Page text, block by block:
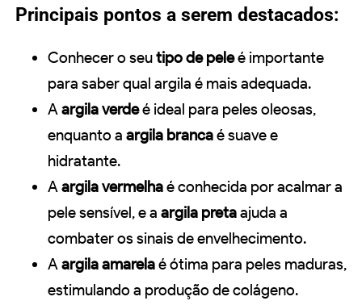
Principais pontos a serem destacados:
Conhecer o seutipo de peleé importante
para saber qual argila é mais adequada.
Aargila verdeé ideal para peles oleosas,
enquanto a argila brancaé suave e
hidratante.
Aargila vermelhaé conhecida por acalmar a
pele sensível, e a argila pretaajuda a
combater os sinais de envelhecimento.
Aargila amarelaé ótima para peles maduras,
estimulando a produção de colágeno.